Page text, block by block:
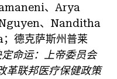
、Arya
、Nanditha
德克萨斯州普莱
定命运：上帝委员会
革联邦医疗保健政策